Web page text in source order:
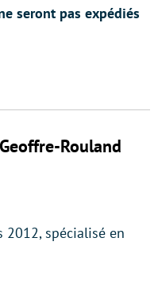
seront pas expédiés
Rouland
spécialisé en